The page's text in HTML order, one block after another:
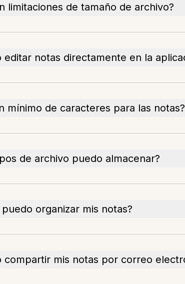
limitaciones de tamaño de archivo?
editar notas directamente en la
mínimo de caracteres para las notas?
de archivo puedo almacenar?
puedo organizar mis notas?
compartir mis notas por correo